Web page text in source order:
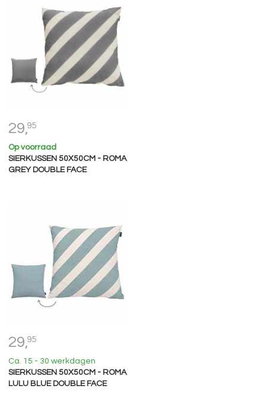
29,95
Op voorraad
SIERKUSSEN 50X50CM - ROMA
GREY DOUBLE FACE
29,95
Ca. 15 - 30 werkdagen
SIERKUSSEN 50X50CM - ROMA
LULU BLUE DOUBLE FACE